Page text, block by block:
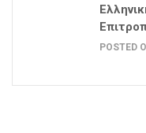
POSTED